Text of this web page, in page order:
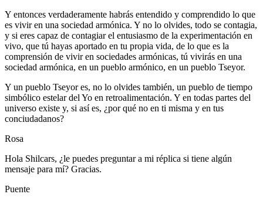
Y entonces verdaderamente habrás entendido y comprendido lo que
es vivir en una sociedad armónica. Y no lo olvides, todo se contagia,
y si eres capaz de contagiar el entusiasmo de la experimentación en
vivo, que tú hayas aportado en tu propia vida, de lo que es la
comprensión de vivir en sociedades armónicas, tú vivirás en una
sociedad armónica, en un pueblo armónico, en un pueblo Tseyor.
Y un pueblo Tseyor es, no lo olvides también, un pueblo de tiempo
simbólico estelar del Yo en retroalimentación. Y en todas partes del
universo existe y, si así es, ¿por qué no en ti misma y en tus
conciudadanos?
Rosa
Hola Shilcars, ¿le puedes preguntar a mi réplica si tiene algún
mensaje para mí? Gracias.
Puente